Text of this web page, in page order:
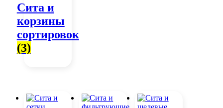
Сита и
корзины
сортировок
(3)